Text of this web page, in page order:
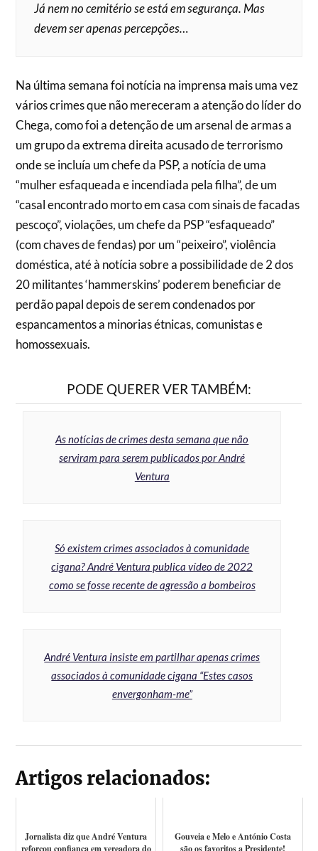
Já nem no cemitério se está em segurança. Mas
devem ser apenas percepções…
Na última semana foi notícia na imprensa mais uma vez
vários crimes que não mereceram a atenção do líder do
Chega, como foi a detenção de um arsenal de armas a
um grupo da extrema direita acusado de terrorismo
onde se incluía um chefe da PSP, a notícia de uma
“mulher esfaqueada e incendiada pela filha”, de um
“casal encontrado morto em casa com sinais de facadas
pescoço”, violações, um chefe da PSP “esfaqueado”
(com chaves de fendas) por um “peixeiro”, violência
doméstica, até à notícia sobre a possibilidade de 2 dos
20 militantes ‘hammerskins’ poderem beneficiar de
perdão papal depois de serem condenados por
espancamentos a minorias étnicas, comunistas e
homossexuais.
PODE QUERER VER TAMBÉM:
As notícias de crimes desta semana que não
serviram para serem publicados por André
Ventura
Só existem crimes associados à comunidade
cigana? André Ventura publica vídeo de 2022
como se fosse recente de agressão a bombeiros
André Ventura insiste em partilhar apenas crimes
associados à comunidade cigana “Estes casos
envergonham-me”
Artigos relacionados:
Jornalista diz que André Ventura
reforçou confiança em vereadora do
Gouveia e Melo e António Costa
são os favoritos a Presidente!